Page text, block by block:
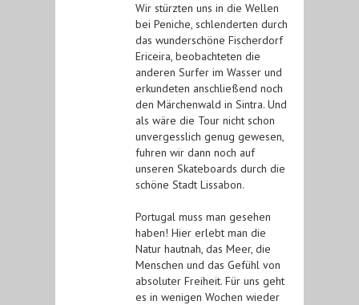
Wir stürzten uns in die Wellen
bei Peniche, schlenderten durch
das wunderschöne Fischerdorf
Ericeira, beobachteten die
anderen Surfer im Wasser und
erkundeten anschließend noch
den Märchenwald in Sintra. Und
als wäre die Tour nicht schon
unvergesslich genug gewesen,
fuhren wir dann noch auf
unseren Skateboards durch die
schöne Stadt Lissabon.
Portugal muss man gesehen
haben! Hier erlebt man die
Natur hautnah, das Meer, die
Menschen und das Gefühl von
absoluter Freiheit. Für uns geht
es in wenigen Wochen wieder